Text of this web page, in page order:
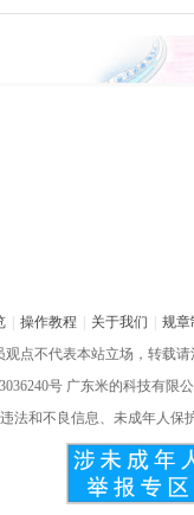
操作教程 关于我们 规章
点不代表本站立场，转载
号广东米的科技有限公
法和不良信息、未成年人保